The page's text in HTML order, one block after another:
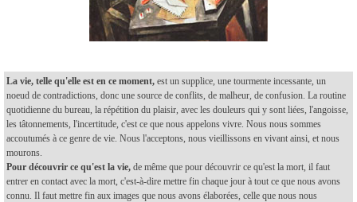
La vie, telle qu'elle est en ce moment, est un supplice, une tourmente incessante, un
noeud de contradictions, donc une source de conflits, de malheur, de confusion. La routine
quotidienne du bureau, la répétition du plaisir, avec les douleurs qui y sont liées, l'angoisse,
les tâtonnements, l'incertitude, c'est ce que nous appelons vivre. Nous nous sommes
accoutumés à ce genre de vie. Nous l'acceptons, nous vieillissons en vivant ainsi, et nous
mourons.
Pour découvrir ce qu'est la vie, de même que pour découvrir ce qu'est la mort, il faut
entrer en contact avec la mort, c'est-à-dire mettre fin chaque jour à tout ce que nous avons
connu. Il faut mettre fin aux images que nous avons élaborées, celle que nous nous